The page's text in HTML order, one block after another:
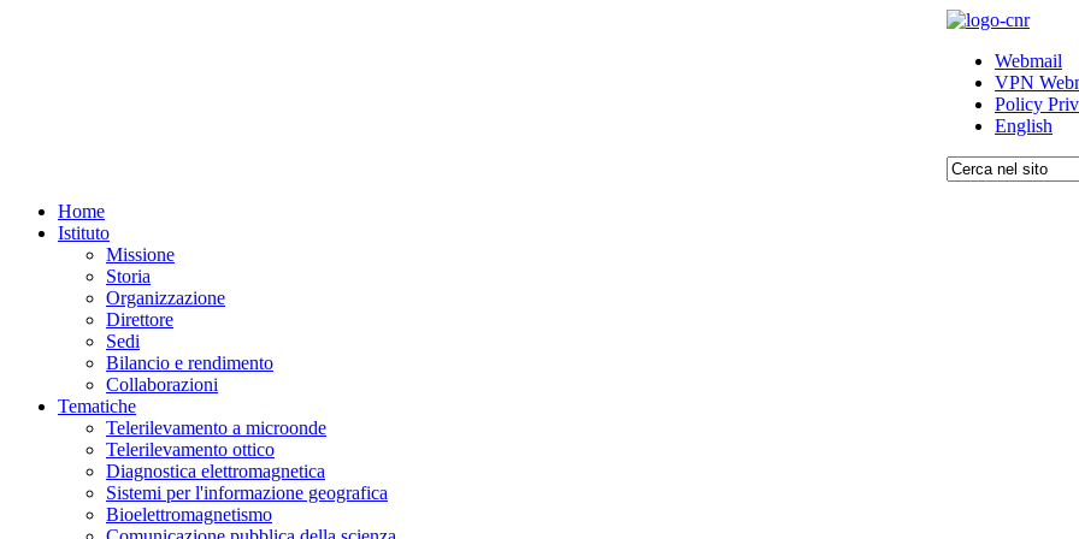
Webmail
VPN
Policy
English
Home
Istituto
Missione
Storia
Organizzazione
Direttore
Sedi
Bilancio e rendimento
Collaborazioni
Tematiche
Telerilevamento a microonde
Telerilevamento ottico
Diagnostica elettromagnetica
Sistemi per l'informazione geografica
Bioelettromagnetismo